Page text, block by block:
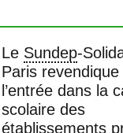
Le Sundep-
Paris revendique
l’entrée dans la
scolaire des
établissements